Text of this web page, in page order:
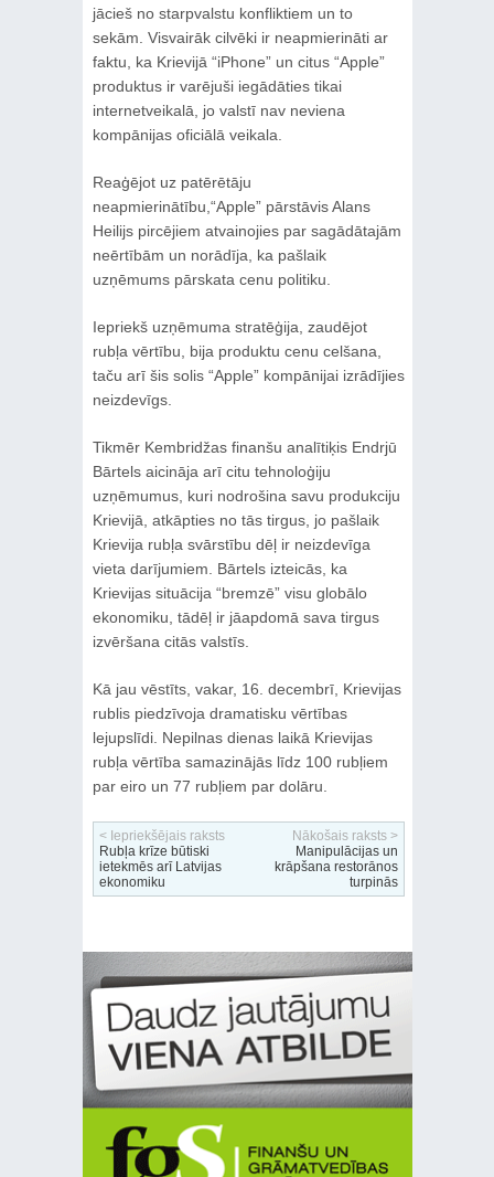
jācieš no starpvalstu konfliktiem un to
sekām. Visvairāk cilvēki ir neapmierināti ar
faktu, ka Krievijā “iPhone” un citus “Apple”
produktus ir varējuši iegādāties tikai
internetveikalā, jo valstī nav neviena
kompānijas oficiālā veikala.
Reaģējot uz patērētāju
neapmierinātību,“Apple” pārstāvis Alans
Heilijs pircējiem atvainojies par sagādātajām
neērtībām un norādīja, ka pašlaik
uzņēmums pārskata cenu politiku.
Iepriekš uzņēmuma stratēģija, zaudējot
rubļa vērtību, bija produktu cenu celšana,
taču arī šis solis “Apple” kompānijai izrādījies
neizdevīgs.
Tikmēr Kembridžas finanšu analītiķis Endrjū
Bārtels aicināja arī citu tehnoloģiju
uzņēmumus, kuri nodrošina savu produkciju
Krievijā, atkāpties no tās tirgus, jo pašlaik
Krievija rubļa svārstību dēļ ir neizdevīga
vieta darījumiem. Bārtels izteicās, ka
Krievijas situācija “bremzē” visu globālo
ekonomiku, tādēļ ir jāapdomā sava tirgus
izvēršana citās valstīs.
Kā jau vēstīts, vakar, 16. decembrī, Krievijas
rublis piedzīvoja dramatisku vērtības
lejupslīdi. Nepilnas dienas laikā Krievijas
rubļa vērtība samazinājās līdz 100 rubļiem
par eiro un 77 rubļiem par dolāru.
< Iepriekšējais raksts
Rubļa krīze būtiski
ietekmēs arī Latvijas
ekonomiku
Nākošais raksts >
Manipulācijas un
krāpšana restorānos
turpinās